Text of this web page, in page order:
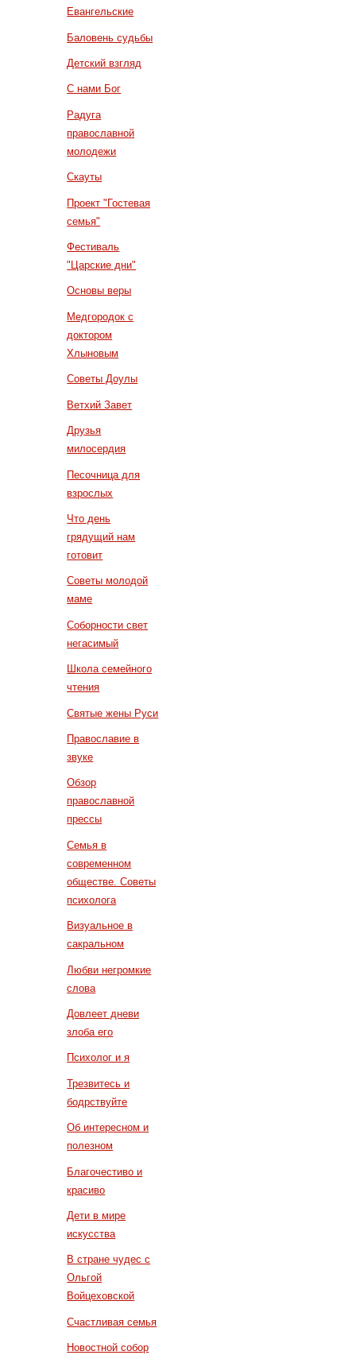
Евангельские
Баловень судьбы
Детский взгляд
С нами Бог
Радуга
православной
молодежи
Скауты
Проект "Гостевая
семья"
Фестиваль
"Царские дни"
Основы веры
Медгородок с
доктором
Хлыновым
Советы Доулы
Ветхий Завет
Друзья
милосердия
Песочница для
взрослых
Что день
грядущий нам
готовит
Советы молодой
маме
Соборности свет
негасимый
Школа семейного
чтения
Святые жены Руси
Православие в
звуке
Обзор
православной
прессы
Семья в
современном
обществе. Советы
психолога
Визуальное в
сакральном
Любви негромкие
слова
Довлеет дневи
злоба его
Психолог и я
Трезвитесь и
бодрствуйте
Об интересном и
полезном
Благочестиво и
красиво
Дети в мире
искусства
В стране чудес с
Ольгой
Войцеховской
Счастливая семья
Новостной собор